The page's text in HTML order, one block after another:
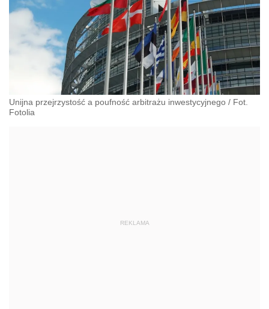
Unijna przejrzystość a poufność arbitrażu inwestycyjnego / Fot.
Fotolia